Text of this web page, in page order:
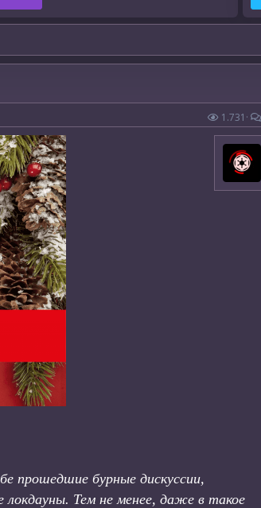
1.731
прошедшие бурные дискуссии,
локдауны. Тем не менее, даже в такое